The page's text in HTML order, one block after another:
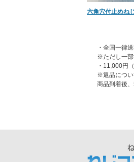
六角穴付止めね
・全国一律
※ただし一部
・11,000円
※返品につい
商品到着後